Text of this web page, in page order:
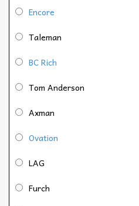
Encore
Taleman
BC Rich
Tom Anderson
Axman
Ovation
LAG
Furch